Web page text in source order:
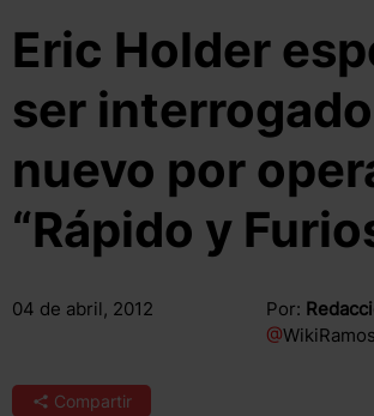
Eric Holder
ser
nuevo por
“Rápido y
04 de abril, 2012 Por:
@WikiRamos
Compartir